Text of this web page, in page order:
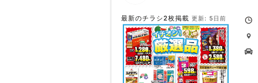
最新のチラシ2枚掲載 更新: 5日前